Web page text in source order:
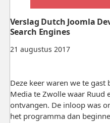
21 augustus 2017
Verslag Dutch Joomla
Search Engines
Deze keer waren we te gast
Media te Zwolle waar Ruud
ontvangen. De inloop was
het programma dan